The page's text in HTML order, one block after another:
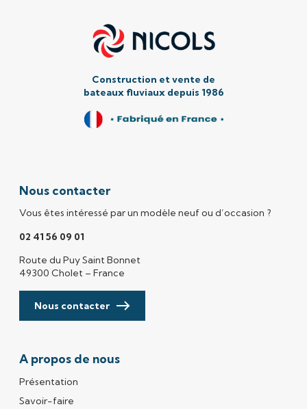
Construction et vente de
bateaux fluviaux depuis 1986
Nous contacter
Vous êtes intéressé par un modèle neuf ou d’occasion ?
02 41 56 09 01
Route du Puy Saint Bonnet
49300 Cholet – France
Nous contacter
A propos de nous
Présentation
Savoir-faire